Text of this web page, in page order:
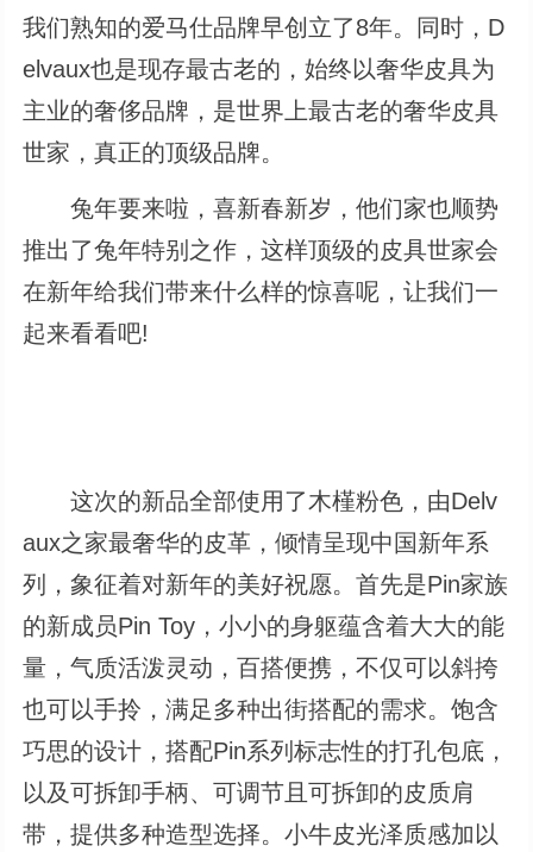
我们熟知的爱马仕品牌早创立了8年。同时，D
elvaux也是现存最古老的，始终以奢华皮具为
主业的奢侈品牌，是世界上最古老的奢华皮具
世家，真正的顶级品牌。
兔年要来啦，喜新春新岁，他们家也顺势
推出了兔年特别之作，这样顶级的皮具世家会
在新年给我们带来什么样的惊喜呢，让我们一
起来看看吧!
这次的新品全部使用了木槿粉色，由Delv
aux之家最奢华的皮革，倾情呈现中国新年系
列，象征着对新年的美好祝愿。首先是Pin家族
的新成员Pin Toy，小小的身躯蕴含着大大的能
量，气质活泼灵动，百搭便携，不仅可以斜挎
也可以手拎，满足多种出街搭配的需求。饱含
巧思的设计，搭配Pin系列标志性的打孔包底，
以及可拆卸手柄、可调节且可拆卸的皮质肩
带，提供多种造型选择。小牛皮光泽质感加以